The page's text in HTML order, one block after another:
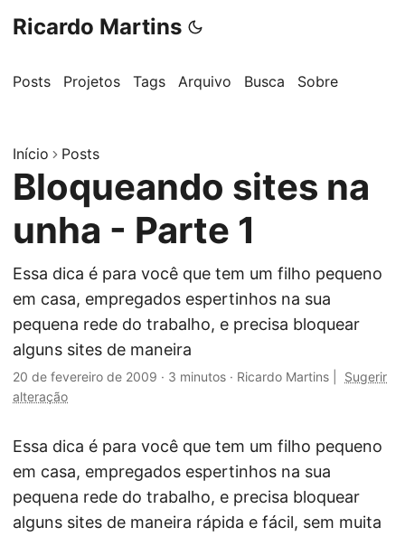
Ricardo Martins
Posts Projetos Tags Arquivo Busca Sobre
Início Posts
Bloqueando sites na
unha - Parte 1
Essa dica é para você que tem um filho pequeno
em casa, empregados espertinhos na sua
pequena rede do trabalho, e precisa bloquear
alguns sites de maneira
20 de fevereiro de 2009 · 3 minutos · Ricardo Martins
Sugerir
alteração
Essa dica é para você que tem um filho pequeno
em casa, empregados espertinhos na sua
pequena rede do trabalho, e precisa bloquear
alguns sites de maneira rápida e fácil, sem muita